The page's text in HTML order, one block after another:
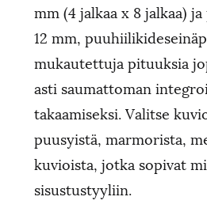
mm (4 jalkaa x 8 jalkaa)
12 mm,
mukautettuja pituuksia
asti saumattoman
takaamiseksi. Valitse
puusyistä, marmorista,
kuvioista, jotka sopivat
sisustustyyliin.